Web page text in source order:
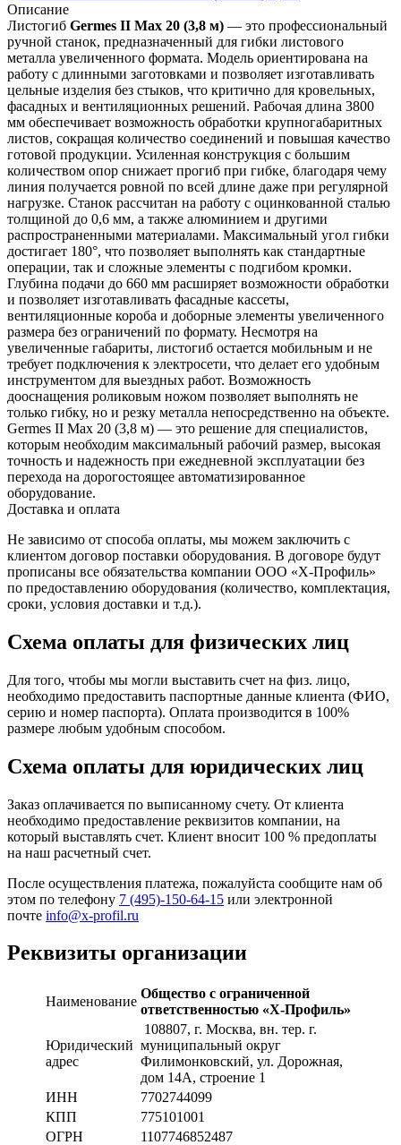
Описание
Листогиб Germes II Max 20 (3,8 м) — это профессиональный
ручной станок, предназначенный для гибки листового
металла увеличенного формата. Модель ориентирована на
работу с длинными заготовками и позволяет изготавливать
цельные изделия без стыков, что критично для кровельных,
фасадных и вентиляционных решений. Рабочая длина 3800
мм обеспечивает возможность обработки крупногабаритных
листов, сокращая количество соединений и повышая качество
готовой продукции. Усиленная конструкция с большим
количеством опор снижает прогиб при гибке, благодаря чему
линия получается ровной по всей длине даже при регулярной
нагрузке. Станок рассчитан на работу с оцинкованной сталью
толщиной до 0,6 мм, а также алюминием и другими
распространенными материалами. Максимальный угол гибки
достигает 180°, что позволяет выполнять как стандартные
операции, так и сложные элементы с подгибом кромки.
Глубина подачи до 660 мм расширяет возможности обработки
и позволяет изготавливать фасадные кассеты,
вентиляционные короба и доборные элементы увеличенного
размера без ограничений по формату. Несмотря на
увеличенные габариты, листогиб остается мобильным и не
требует подключения к электросети, что делает его удобным
инструментом для выездных работ. Возможность
дооснащения роликовым ножом позволяет выполнять не
только гибку, но и резку металла непосредственно на объекте.
Germes II Max 20 (3,8 м) — это решение для специалистов,
которым необходим максимальный рабочий размер, высокая
точность и надежность при ежедневной эксплуатации без
перехода на дорогостоящее автоматизированное
оборудование.
Доставка и оплата
Не зависимо от способа оплаты, мы можем заключить с
клиентом договор поставки оборудования. В договоре будут
прописаны все обязательства компании ООО «Х-Профиль»
по предоставлению оборудования (количество, комплектация,
сроки, условия доставки и т.д.).
Схема оплаты для физических лиц
Для того, чтобы мы могли выставить счет на физ. лицо,
необходимо предоставить паспортные данные клиента (ФИО,
серию и номер паспорта). Оплата производится в 100%
размере любым удобным способом.
Схема оплаты для юридических лиц
Заказ оплачивается по выписанному счету. От клиента
необходимо предоставление реквизитов компании, на
который выставлять счет. Клиент вносит 100 % предоплаты
на наш расчетный счет.
После осуществления платежа, пожалуйста сообщите нам об
этом по телефону 7 (495)-150-64-15 или электронной
почте info@x-profil.ru
Реквизиты организации
Наименование
Общество с ограниченной
ответственностью «Х-Профиль»
Юридический
адрес
108807, г. Москва, вн. тер. г.
муниципальный округ
Филимонковский, ул. Дорожная,
дом 14А, строение 1
ИНН
7702744099
КПП
775101001
ОГРН
1107746852487